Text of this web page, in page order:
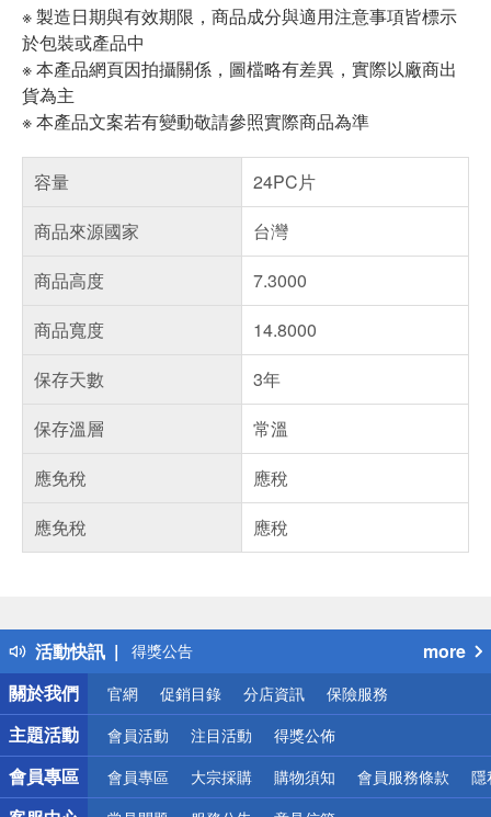
※ 製造日期與有效期限，商品成分與適用注意事項皆標示
於包裝或產品中
※ 本產品網頁因拍攝關係，圖檔略有差異，實際以廠商出
貨為主
※ 本產品文案若有變動敬請參照實際商品為準
容量
24PC片
商品來源國家
台灣
商品高度
7.3000
商品寬度
14.8000
保存天數
3年
保存溫層
常溫
應免稅
應稅
應免稅
應稅
活動快訊
得獎公告
熱門話題
銀行優惠
偏遠地區配送
詐騙網頁！請小心！
more
關於我們
官網 促銷目錄 分店資訊 保險服務
主題活動 會員活動 注目活動 得獎公佈
會員專區 會員專區 大宗採購 購物須知 會員服務條款 隱